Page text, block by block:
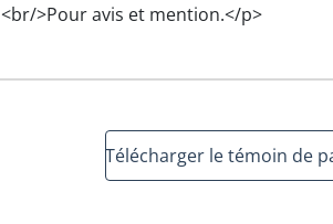
<br/>Pour avis et mention.</p>
Télécharger le témoin de